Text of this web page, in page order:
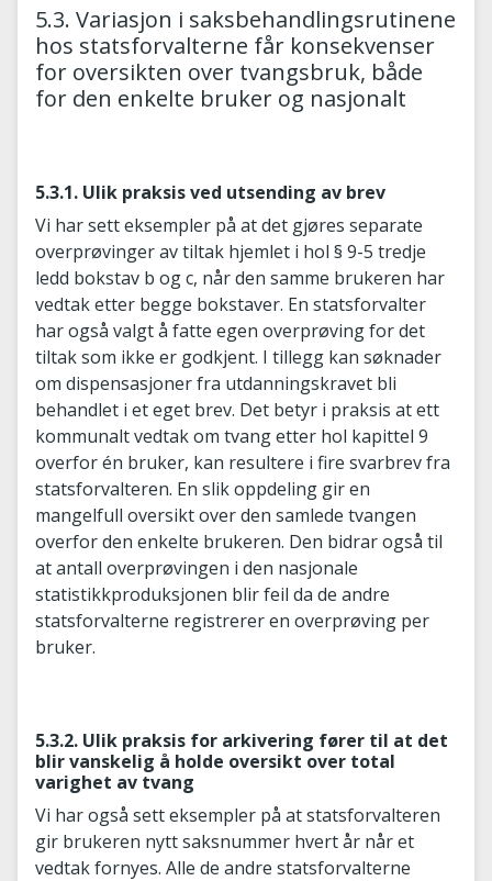
5.3. Variasjon i saksbehandlingsrutinene
hos statsforvalterne får konsekvenser
for oversikten over tvangsbruk, både
for den enkelte bruker og nasjonalt
5.3.1. Ulik praksis ved utsending av brev
Vi har sett eksempler på at det gjøres separate
overprøvinger av tiltak hjemlet i hol § 9-5 tredje
ledd bokstav b og c, når den samme brukeren har
vedtak etter begge bokstaver. En statsforvalter
har også valgt å fatte egen overprøving for det
tiltak som ikke er godkjent. I tillegg kan søknader
om dispensasjoner fra utdanningskravet bli
behandlet i et eget brev. Det betyr i praksis at ett
kommunalt vedtak om tvang etter hol kapittel 9
overfor én bruker, kan resultere i fire svarbrev fra
statsforvalteren. En slik oppdeling gir en
mangelfull oversikt over den samlede tvangen
overfor den enkelte brukeren. Den bidrar også til
at antall overprøvingen i den nasjonale
statistikkproduksjonen blir feil da de andre
statsforvalterne registrerer en overprøving per
bruker.
5.3.2. Ulik praksis for arkivering fører til at det
blir vanskelig å holde oversikt over total
varighet av tvang
Vi har også sett eksempler på at statsforvalteren
gir brukeren nytt saksnummer hvert år når et
vedtak fornyes. Alle de andre statsforvalterne